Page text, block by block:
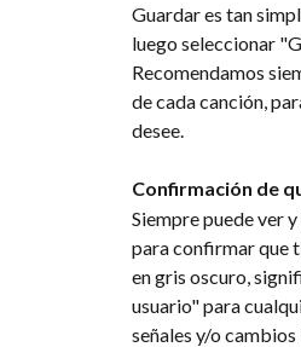
Guardar es tan
luego seleccionar
Recomendamos
de cada canción,
desee.
Confirmación de
Siempre puede ver
para confirmar que
en gris oscuro,
usuario" para
señales y/o